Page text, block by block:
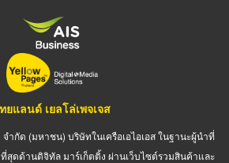
ยแลนด์ เยลโล่เพจเจส
ำกัด (มหาชน) บริษัทในเครือเอไอเอส ในฐานะผู้นำที่
ดด้านดิจิทัล มาร์เก็ตติ้ง ผ่านเว็บไซต์รวมสินค้าและ